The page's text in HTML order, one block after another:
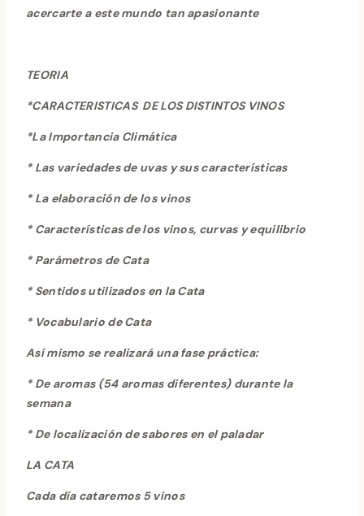
acercarte a este mundo tan apasionante
TEORIA
*CARACTERISTICAS DE LOS DISTINTOS VINOS
*La Importancia Climática
* Las variedades de uvas y sus características
* La elaboración de los vinos
* Características de los vinos, curvas y equilibrio
* Parámetros de Cata
* Sentidos utilizados en la Cata
* Vocabulario de Cata
Así mismo se realizará una fase práctica:
* De aromas (54 aromas diferentes) durante la
semana
* De localización de sabores en el paladar
LA CATA
Cada día cataremos 5 vinos